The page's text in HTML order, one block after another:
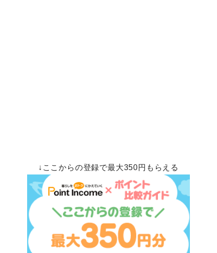
↓ここからの登録で最大350円もらえる